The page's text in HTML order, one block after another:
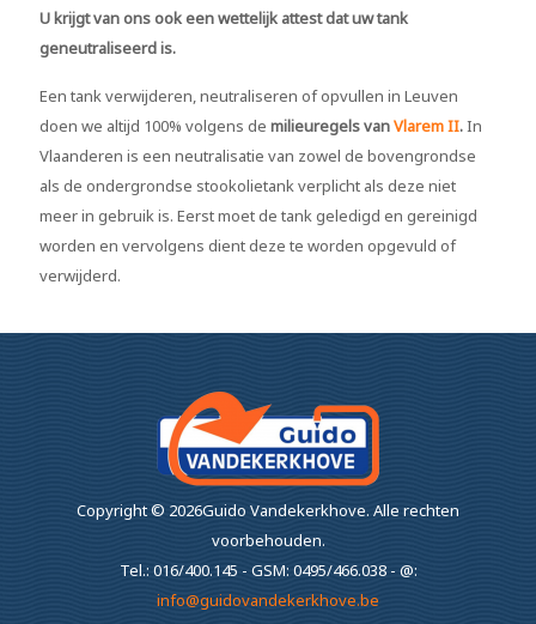
U krijgt van ons ook een wettelijk attest dat uw tank
geneutraliseerd is.
Een tank verwijderen, neutraliseren of opvullen in Leuven
doen we altijd 100% volgens de milieuregels vanVlarem II.In
Vlaanderen is een neutralisatie van zowel de bovengrondse
als de ondergrondse stookolietank verplicht als deze niet
meer in gebruik is. Eerst moet de tank geledigd en gereinigd
worden en vervolgens dient deze te worden opgevuld of
verwijderd.
Copyright © 2026Guido Vandekerkhove. Alle rechten
voorbehouden.
Tel.: 016/400.145 - GSM: 0495/466.038 - @:
info@guidovandekerkhove.be